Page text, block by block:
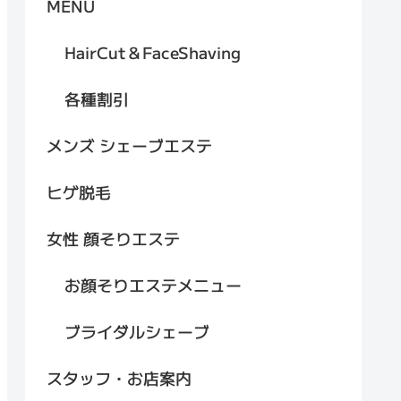
MENU
HairCut＆FaceShaving
各種割引
メンズ シェーブエステ
ヒゲ脱毛
女性 顔そりエステ
お顔そりエステメニュー
ブライダルシェーブ
スタッフ・お店案内